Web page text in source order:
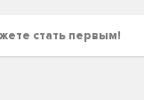
стать первым!